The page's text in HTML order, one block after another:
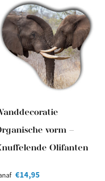
vorm –
Olifanten
€14,95